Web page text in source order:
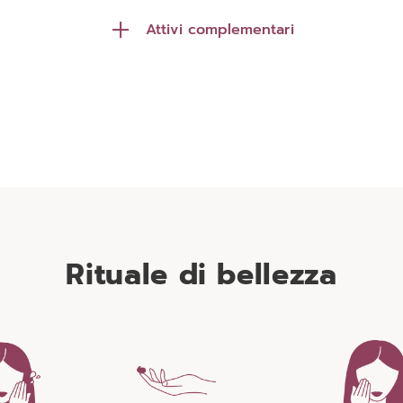
Attivi complementari
Rituale di bellezza